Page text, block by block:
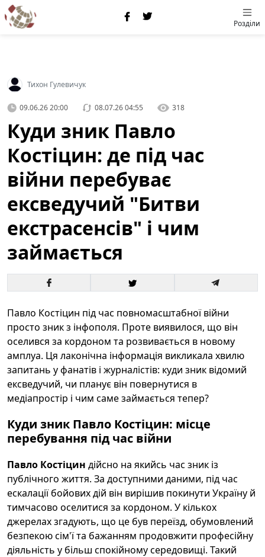
Розділи
Тихон Гулевичук
09.06.26 20:00 08.07.26 04:55 318
Куди зник Павло
Костіцин: де під час
війни перебуває
ексведучий "Битви
екстрасенсів" і чим
займається
Павло Костіцин під час повномасштабної війни
просто зник з інфополя. Проте виявилося, що він
оселився за кордоном та розвивається в новому
амплуа. Ця лаконічна інформація викликала хвилю
запитань у фанатів і журналістів: куди зник відомий
ексведучий, чи планує він повернутися в
медіапростір і чим саме займається тепер?
Куди зник Павло Костіцин: місце
перебування під час війни
Павло Костіцин дійсно на якийсь час зник із
публічного життя. За доступними даними, під час
ескалації бойових дій він вирішив покинути Україну й
тимчасово оселитися за кордоном. У кількох
джерелах згадують, що це був переїзд, обумовлений
безпекою сім'ї та бажанням продовжити професійну
діяльність у більш спокійному середовищі. Такий